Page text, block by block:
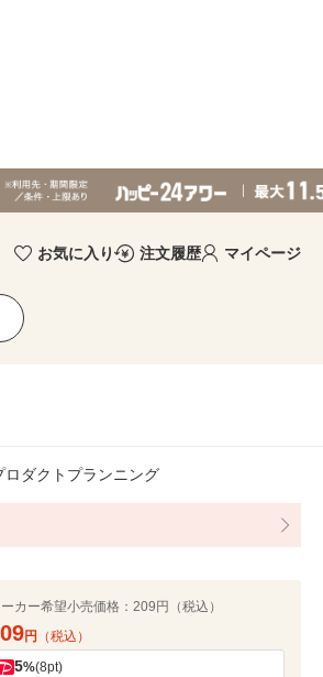
お気に入り 注文履歴 マイページ
ダクトプランニング
ーカー希望小売価格： 209円（税込）
円 （税込）
5%(8pt)